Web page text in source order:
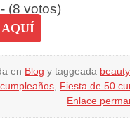
(8 votos)
AQUÍ
en Blog y taggeada
Fiesta de 50
Enlace